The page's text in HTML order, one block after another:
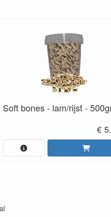
Soft bones - lam/rijst -
€